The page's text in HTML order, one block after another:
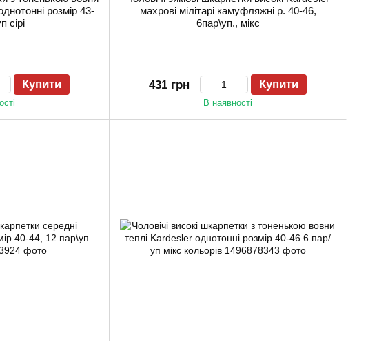
розмір 43-
сірі
Купити
махрові мілітарі камуфляжні р. 40-46,
6пар\уп., мікс
431 грн Купити
В наявності